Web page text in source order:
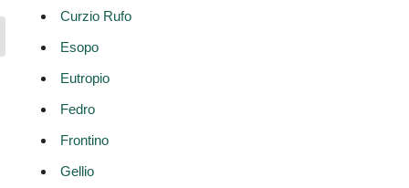
Curzio Rufo
Esopo
Eutropio
Fedro
Frontino
Gellio